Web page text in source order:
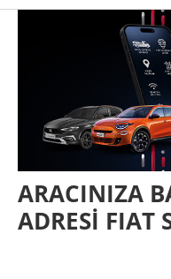
ARACINIZA
ADRESİ FIAT